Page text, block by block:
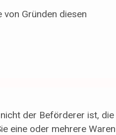
von Gründen diesen
der Beförderer ist, die
eine oder mehrere Waren